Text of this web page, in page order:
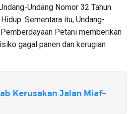
Undang Nomor 32 Tahun
Sementara itu, Undang-
Petani memberikan
gagal panen dan kerugian
Kerusakan Jalan Miaf–